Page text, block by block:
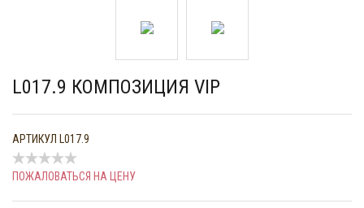
L017.9 КОМПОЗИЦИЯ VIP
АРТИКУЛ L017.9
ПОЖАЛОВАТЬСЯ НА ЦЕНУ